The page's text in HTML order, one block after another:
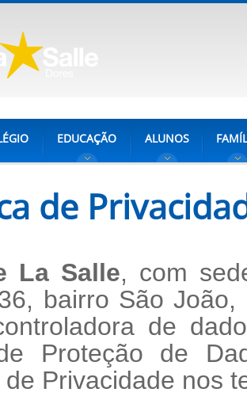
EDUCAÇÃO ALUNOS
de
La Salle, com
bairro São
de
Proteção de
Privacidade nos